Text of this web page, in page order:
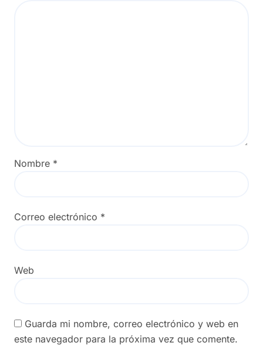
Nombre *
Correo electrónico *
Web
Guarda mi nombre, correo electrónico y web en
este navegador para la próxima vez que comente.